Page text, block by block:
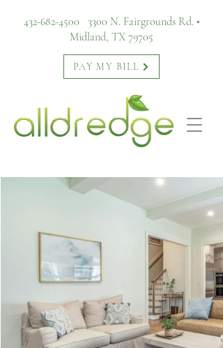
432-682-4500
3300 N. Fairgrounds Rd. •
Midland, TX 79705
PAY MY BILL